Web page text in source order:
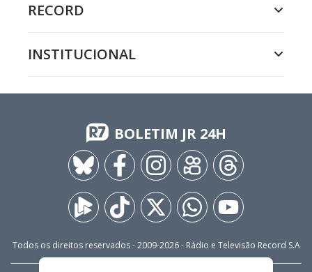
RECORD
INSTITUCIONAL
BOLETIM JR 24H
Todos os direitos reservados - 2009-2026- Rádio e Televisão Record S.A